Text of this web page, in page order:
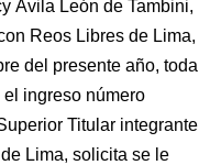
Ávila León de Tambini,
Reos Libres de Lima,
del presente año, toda
ingreso número
Titular integrante
Lima, solicita se le